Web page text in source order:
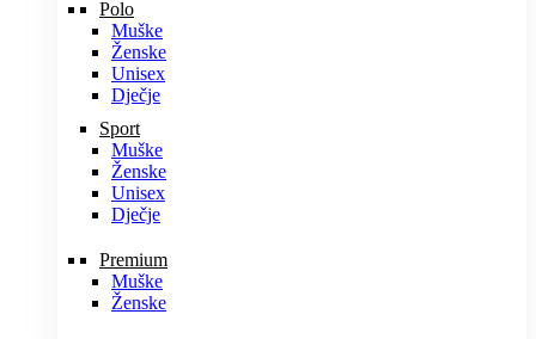
Polo
Muške
Ženske
Unisex
Dječje
Sport
Muške
Ženske
Unisex
Dječje
Premium
Muške
Ženske